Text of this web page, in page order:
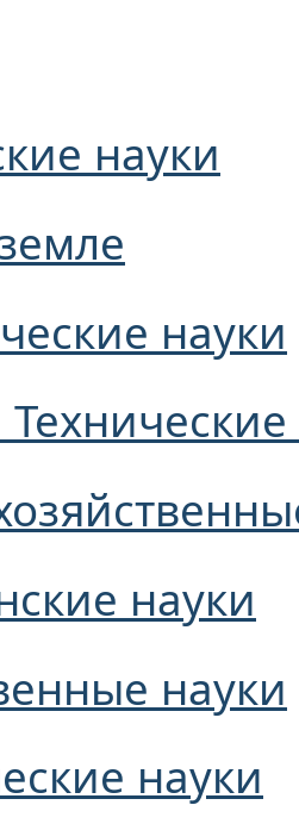
науки
науки
науки
науки
науки